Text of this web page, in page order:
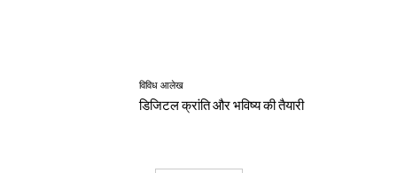
विविध आलेख
डिजिटल क्रांति और भविष्य की तैयारी